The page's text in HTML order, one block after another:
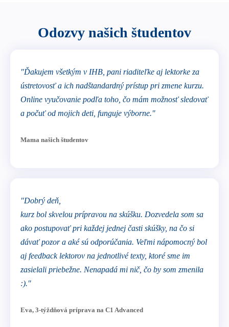
Odozvy našich študentov
"Ďakujem všetkým v IHB, pani riaditeľke aj lektorke za
ústretovosť a ich nadštandardný prístup pri zmene kurzu.
Online vyučovanie podľa toho, čo mám možnosť sledovať
a počuť od mojich deti, funguje výborne."
Mama našich študentov
"Dobrý deň,
kurz bol skvelou prípravou na skúšku. Dozvedela som sa
ako postupovať pri každej jednej časti skúšky, na čo si
dávať pozor a aké sú odporúčania. Veľmi nápomocný bol
aj feedback lektorov na jednotlivé texty, ktoré sme im
zasielali priebežne. Nenapadá mi nič, čo by som zmenila
:)."
Eva, 3-týždňová príprava na C1 Advanced